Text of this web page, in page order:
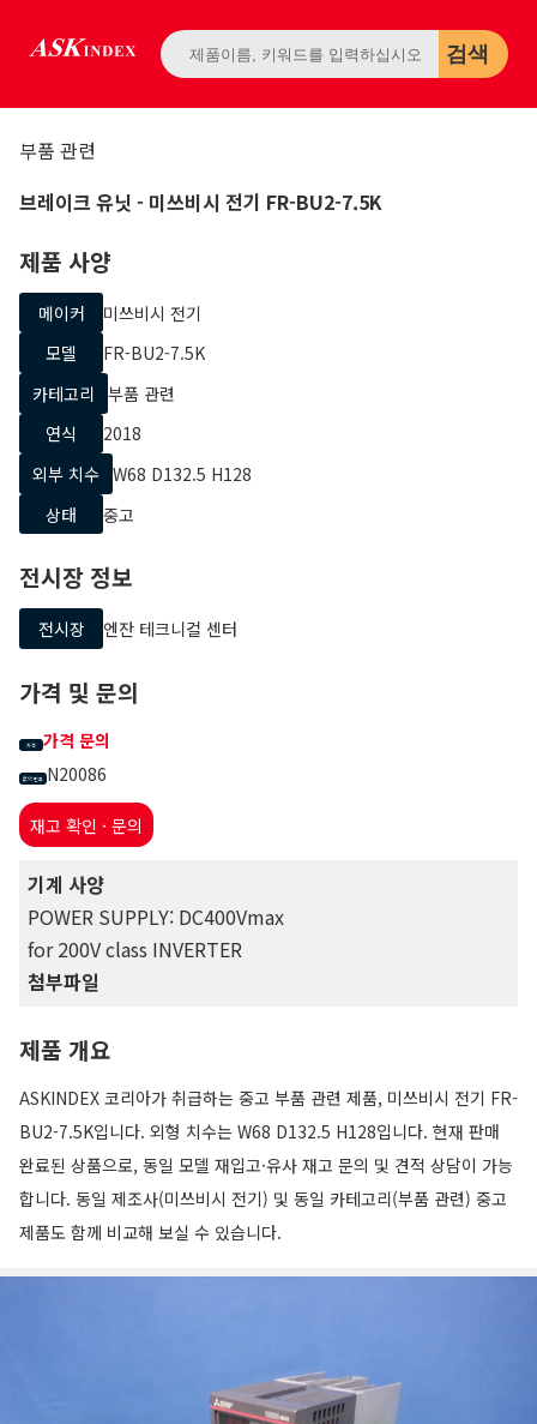
검색
부품 관련
브레이크 유닛 - 미쓰비시 전기 FR-BU2-7.5K
제품 사양
메이커
미쓰비시 전기
모델
FR-BU2-7.5K
카테고리
부품 관련
연식
2018
외부 치수 W68 D132.5 H128
상태
중고
전시장 정보
전시장 엔잔 테크니컬 센터
가격 및 문의
가격 가격 문의
문의 번호 N20086
재고 확인 · 문의
기계 사양
POWER SUPPLY: DC400Vmax
for 200V class INVERTER
첨부파일
제품 개요
ASKINDEX 코리아가 취급하는 중고 부품 관련 제품, 미쓰비시 전기 FR-
BU2-7.5K입니다. 외형 치수는 W68 D132.5 H128입니다. 현재 판매
완료된 상품으로, 동일 모델 재입고·유사 재고 문의 및 견적 상담이 가능
합니다. 동일 제조사(미쓰비시 전기) 및 동일 카테고리(부품 관련) 중고
제품도 함께 비교해 보실 수 있습니다.